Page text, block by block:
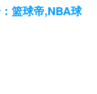
篮球帝,NBA球